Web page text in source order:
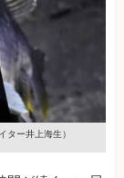
ター井上海生）